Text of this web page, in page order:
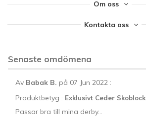
Om oss
Kontakta oss
Senaste omdömena
Av Babak B. på 07 Jun 2022:
Produktbetyg : Exklusivt Ceder Skoblock
Passar bra till mina derby...